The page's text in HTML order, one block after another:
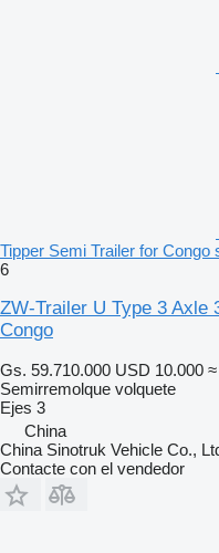
Tipper Semi Trailer for
6
ZW-Trailer U Type 3 Axle
Congo
Gs. 59.710.000 USD 10.000
Semirremolque volquete
Ejes 3
China
China Sinotruk Vehicle Co.,
Contacte con el vendedor